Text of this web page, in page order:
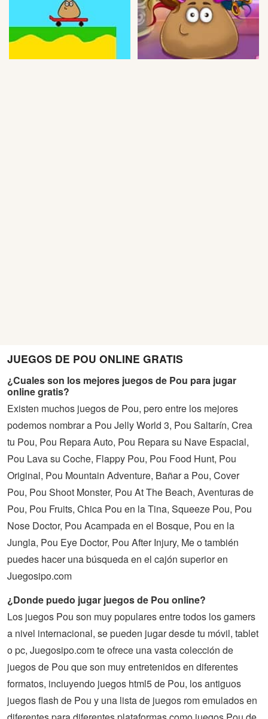
JUEGOS DE POU ONLINE GRATIS
¿Cuales son los mejores juegos de Pou para jugar
online gratis?
Existen muchos juegos de Pou, pero entre los mejores
podemos nombrar a Pou Jelly World 3, Pou Saltarín, Crea
tu Pou, Pou Repara Auto, Pou Repara su Nave Espacial,
Pou Lava su Coche, Flappy Pou, Pou Food Hunt, Pou
Original, Pou Mountain Adventure, Bañar a Pou, Cover
Pou, Pou Shoot Monster, Pou At The Beach, Aventuras de
Pou, Pou Fruits, Chica Pou en la Tina, Squeeze Pou, Pou
Nose Doctor, Pou Acampada en el Bosque, Pou en la
Jungla, Pou Eye Doctor, Pou After Injury, Me o también
puedes hacer una búsqueda en el cajón superior en
Juegosipo.com
¿Donde puedo jugar juegos de Pou online?
Los juegos Pou son muy populares entre todos los gamers
a nivel internacional, se pueden jugar desde tu móvil, tablet
o pc, Juegosipo.com te ofrece una vasta colección de
juegosde Pou que son muy entretenidos en diferentes
formatos, incluyendo juegos html5 de Pou, los antiguos
juegos flash de Pou y una lista de juegos rom emulados en